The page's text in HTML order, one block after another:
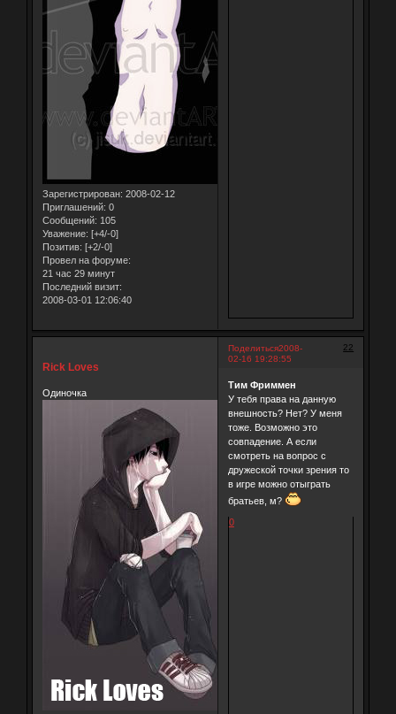
Зарегистрирован: 2008-02-12
Приглашений: 0
Сообщений: 105
Уважение: [+4/-0]
Позитив: [+2/-0]
Провел на форуме:
21 час 29 минут
Последний визит:
2008-03-01 12:06:40
Поделиться 22
2008-
02-16 19:28:55
Rick Loves
Одиночка
Тим Фриммен
У тебя права на данную
внешность? Нет? У меня
тоже. Возможно это
совпадение. А если
смотреть на вопрос с
дружеской точки зрения то
в игре можно отыграть
братьев, м?
0